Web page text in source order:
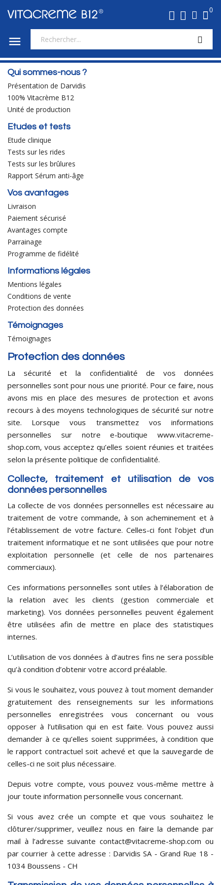
0

Qui sommes-nous ?
Présentation de Darvidis
100% Vitacrème B12
Unité de production
Etudes et tests
Etude clinique
Tests sur les rides
Tests sur les brûlures
Rapport Sérum anti-âge
Vos avantages
Livraison
Paiement sécurisé
Avantages compte
Parrainage
Programme de fidélité
Informations légales
Mentions légales
Conditions de vente
Protection des données
Témoignages
Témoignages
Protection des données
La sécurité et la confidentialité de vos données
personnelles sont pour nous une priorité. Pour ce faire, nous
avons mis en place des mesures de protection et avons
recours à des moyens technologiques de sécurité sur notre
site. Lorsque vous transmettez vos informations
personnelles sur notre e-boutique www.vitacreme-
shop.com, vous acceptez qu’elles soient réunies et traitées
selon la présente politique de confidentialité.
Collecte, traitement et utilisation de vos
données personnelles
La collecte de vos données personnelles est nécessaire au
traitement de votre commande, à son acheminement et à
l’établissement de votre facture. Celles-ci font l’objet d’un
traitement informatique et ne sont utilisées que pour notre
exploitation personnelle (et celle de nos partenaires
commerciaux).
Ces informations personnelles sont utiles à l’élaboration de
la relation avec les clients (gestion commerciale et
marketing). Vos données personnelles peuvent également
être utilisées afin de mettre en place des statistiques
internes.
L’utilisation de vos données à d’autres fins ne sera possible
qu’à condition d’obtenir votre accord préalable.
Si vous le souhaitez, vous pouvez à tout moment demander
gratuitement des renseignements sur les informations
personnelles enregistrées vous concernant ou vous
opposer à l’utilisation qui en est faite. Vous pouvez aussi
demander à ce qu’elles soient supprimées, à condition que
le rapport contractuel soit achevé et que la sauvegarde de
celles-ci ne soit plus nécessaire.
Depuis votre compte, vous pouvez vous-même mettre à
jour toute information personnelle vous concernant.
Si vous avez crée un compte et que vous souhaitez le
clôturer/supprimer, veuillez nous en faire la demande par
mail à l’adresse suivante contact@vitacreme-shop.com ou
par courrier à cette adresse : Darvidis SA - Grand Rue 18 -
1034 Boussens - CH